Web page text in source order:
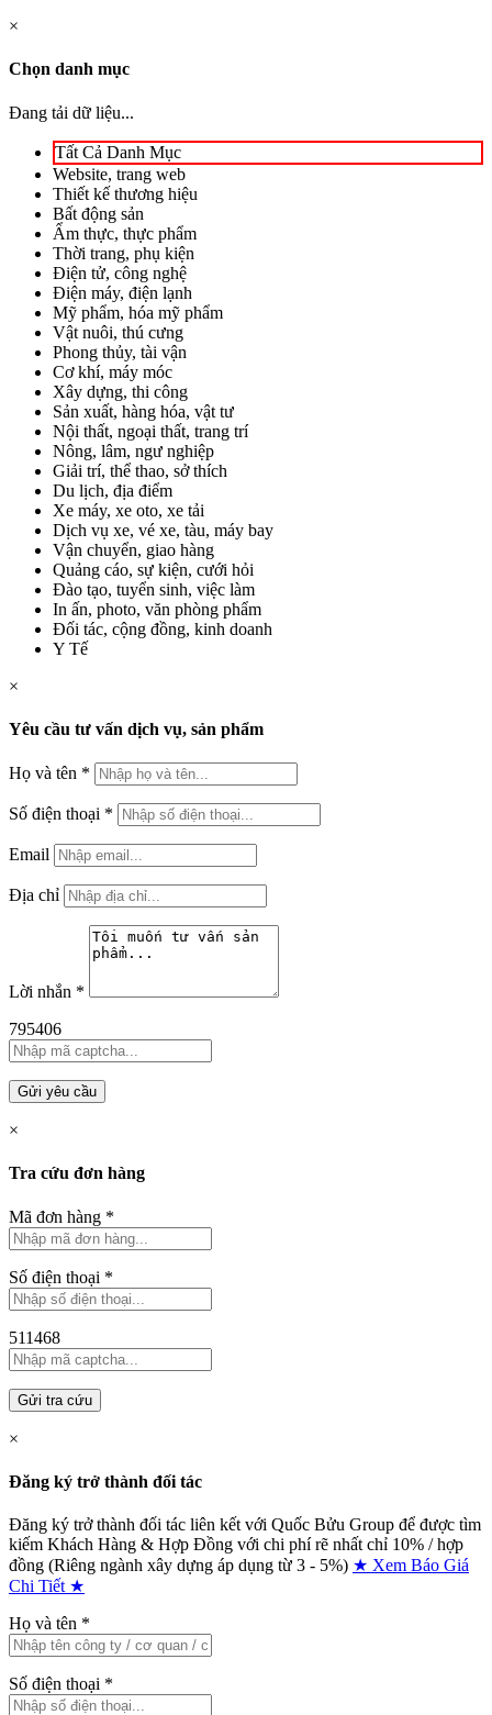
×
Chọn danh mục
Đang tải dữ liệu...
Tất Cả Danh Mục
Website, trang web
Thiết kế thương hiệu
Bất động sản
Ẩm thực, thực phẩm
Thời trang, phụ kiện
Điện tử, công nghệ
Điện máy, điện lạnh
Mỹ phẩm, hóa mỹ phẩm
Vật nuôi, thú cưng
Phong thủy, tài vận
Cơ khí, máy móc
Xây dựng, thi công
Sản xuất, hàng hóa, vật tư
Nội thất, ngoại thất, trang trí
Nông, lâm, ngư nghiệp
Giải trí, thể thao, sở thích
Du lịch, địa điểm
Xe máy, xe oto, xe tải
Dịch vụ xe, vé xe, tàu, máy bay
Vận chuyển, giao hàng
Quảng cáo, sự kiện, cưới hỏi
Đào tạo, tuyển sinh, việc làm
In ấn, photo, văn phòng phẩm
Đối tác, cộng đồng, kinh doanh
Y Tế
×
Yêu cầu tư vấn dịch vụ, sản phẩm
Họ và tên *
Số điện thoại *
Email
Địa chỉ
Lời nhắn *
795406
Gửi yêu cầu
×
Tra cứu đơn hàng
Mã đơn hàng *
Số điện thoại *
511468
Gửi tra cứu
×
Đăng ký trở thành đối tác
Đăng ký trở thành đối tác liên kết với Quốc Bửu Group để được tìm
kiếm Khách Hàng & Hợp Đồng với chi phí rẽ nhất chỉ 10% / hợp
đồng (Riêng ngành xây dựng áp dụng từ 3 - 5%) ★ Xem Báo Giá
Chi Tiết ★
Họ và tên *
Số điện thoại *